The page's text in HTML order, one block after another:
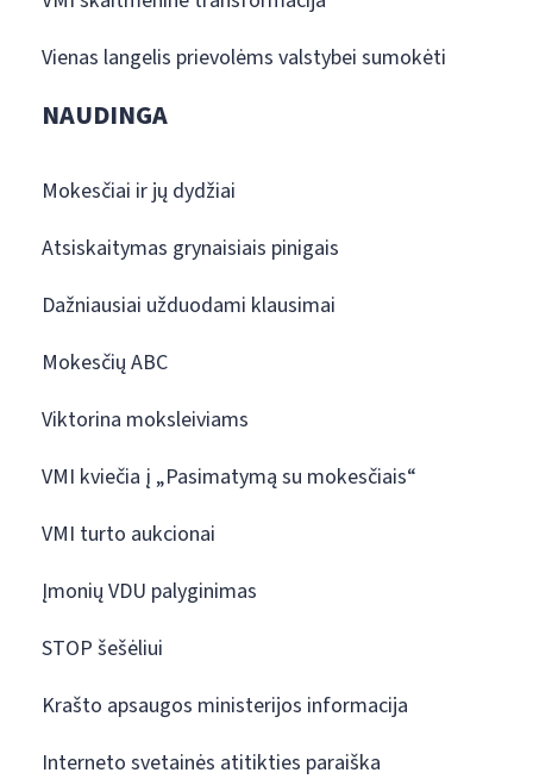
Vienas langelis prievolėms valstybei sumokėti
NAUDINGA
Mokesčiai ir jų dydžiai
Atsiskaitymas grynaisiais pinigais
Dažniausiai užduodami klausimai
Mokesčių ABC
Viktorina moksleiviams
VMI kviečia į „Pasimatymą su mokesčiais“
VMI turto aukcionai
Įmonių VDU palyginimas
STOP šešėliui
Krašto apsaugos ministerijos informacija
Interneto svetainės atitikties paraiška